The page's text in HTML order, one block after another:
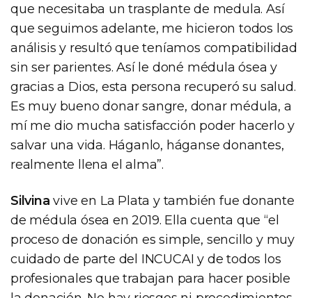
que necesitaba un trasplante de medula. Así
que seguimos adelante, me hicieron todos los
análisis y resultó que teníamos compatibilidad
sin ser parientes. Así le doné médula ósea y
gracias a Dios, esta persona recuperó su salud.
Es muy bueno donar sangre, donar médula, a
mí me dio mucha satisfacción poder hacerlo y
salvar una vida. Háganlo, háganse donantes,
realmente llena el alma”.
Silvina vive en La Plata y también fue donante
de médula ósea en 2019. Ella cuenta que “el
proceso de donación es simple, sencillo y muy
cuidado de parte del INCUCAI y de todos los
profesionales que trabajan para hacer posible